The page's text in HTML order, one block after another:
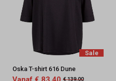
Sale
Oska T-shirt 616 Dune
€ 139,00